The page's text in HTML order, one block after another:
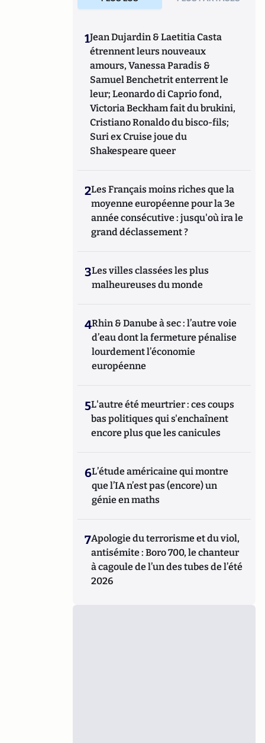
publié aux éditions Valensin (2015),La face
Que sais-je sur le métier d'avocat en
France(PUF, 2017) et La France des
caïds(Max Milo, 2020).
1Jean Dujardin & Laetitia Casta
étrennent leurs nouveaux
amours, Vanessa Paradis &
Samuel Benchetrit enterrent le
leur; Leonardo di Caprio fond,
Victoria Beckham fait du brukini,
Cristiano Ronaldo du bisco-fils;
Suri ex Cruise joue du
Shakespeare queer
2Les Français moins riches que la
moyenne européenne pour la 3e
année consécutive : jusqu'où ira le
grand déclassement ?
3Les villes classées les plus
malheureuses du monde
4Rhin & Danube à sec : l’autre voie
d’eau dont la fermeture pénalise
lourdement l’économie
européenne
5L'autre été meurtrier : ces coups
bas politiques qui s'enchaînent
encore plus que les canicules
6L’étude américaine qui montre
que l’IA n’est pas (encore) un
génie en maths
7Apologie du terrorisme et du viol,
antisémite : Boro 700, le chanteur
à cagoule de l’un des tubes de l’été
2026